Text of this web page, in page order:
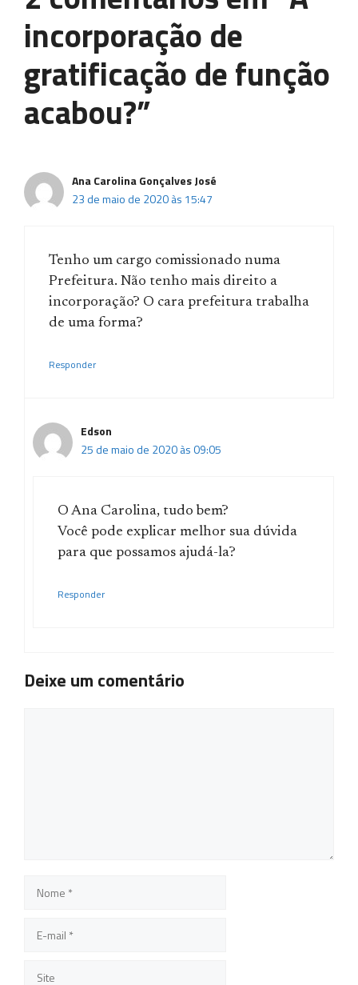
incorporação de
gratificação de função
acabou?”
Ana Carolina Gonçalves José
23 de maio de 2020 às 15:47
Tenho um cargo comissionado numa
Prefeitura. Não tenho mais direito a
incorporação? O cara prefeitura trabalha
de uma forma?
Responder
Edson
25 de maio de 2020 às 09:05
O Ana Carolina, tudo bem?
Você pode explicar melhor sua dúvida
para que possamos ajudá-la?
Responder
Deixe um comentário
mail